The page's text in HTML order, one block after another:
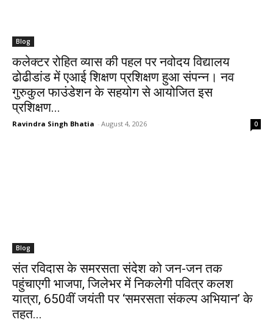
Blog
कलेक्टर रोहित व्यास की पहल पर नवोदय विद्यालय
ढोढीडांड में एआई शिक्षण प्रशिक्षण हुआ संपन्न। नव
गुरुकुल फाउंडेशन के सहयोग से आयोजित इस
प्रशिक्षण...
Ravindra Singh Bhatia - August 4, 2026 0
Blog
संत रविदास के समरसता संदेश को जन-जन तक
पहुंचाएगी भाजपा, जिलेभर में निकलेगी पवित्र कलश
यात्रा, 650वीं जयंती पर ‘समरसता संकल्प अभियान’ के
तहत...